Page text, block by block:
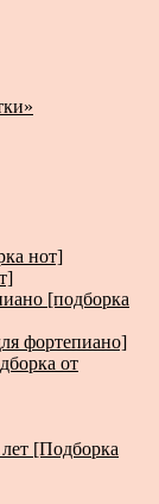
нот]
[подборка
фортепиано]
от
[Подборка